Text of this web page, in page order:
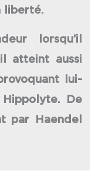
liberté.
lorsqu’il
atteint aussi
lui-
De
par Haendel